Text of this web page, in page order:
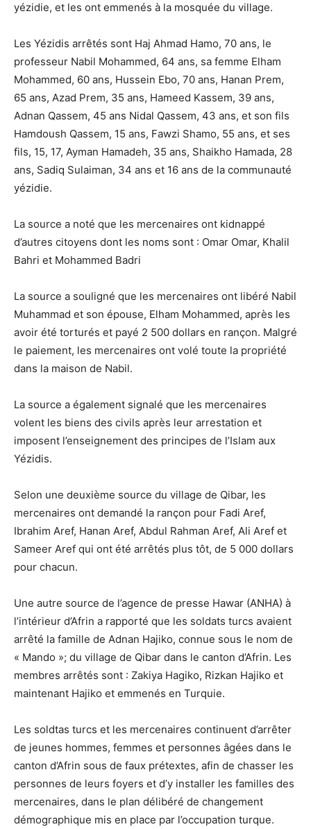
yézidie, et les ont emmenés à la mosquée du village.
Les Yézidis arrêtés sont Haj Ahmad Hamo, 70 ans, le
professeur Nabil Mohammed, 64 ans, sa femme Elham
Mohammed, 60 ans, Hussein Ebo, 70 ans, Hanan Prem,
65 ans, Azad Prem, 35 ans, Hameed Kassem, 39 ans,
Adnan Qassem, 45 ans Nidal Qassem, 43 ans, et son fils
Hamdoush Qassem, 15 ans, Fawzi Shamo, 55 ans, et ses
fils, 15, 17, Ayman Hamadeh, 35 ans, Shaikho Hamada, 28
ans, Sadiq Sulaiman, 34 ans et 16 ans de la communauté
yézidie.
La source a noté que les mercenaires ont kidnappé
d’autres citoyens dont les noms sont : Omar Omar, Khalil
Bahri et Mohammed Badri
La source a souligné que les mercenaires ont libéré Nabil
Muhammad et son épouse, Elham Mohammed, après les
avoir été torturés et payé 2 500 dollars en rançon. Malgré
le paiement, les mercenaires ont volé toute la propriété
dans la maison de Nabil.
La source a également signalé que les mercenaires
volent les biens des civils après leur arrestation et
imposent l’enseignement des principes de l’Islam aux
Yézidis.
Selon une deuxième source du village de Qibar, les
mercenaires ont demandé la rançon pour Fadi Aref,
Ibrahim Aref, Hanan Aref, Abdul Rahman Aref, Ali Aref et
Sameer Aref qui ont été arrêtés plus tôt, de 5 000 dollars
pour chacun.
Une autre source de l’agence de presse Hawar (ANHA) à
l’intérieur d’Afrin a rapporté que les soldats turcs avaient
arrêté la famille de Adnan Hajiko, connue sous le nom de
« Mando »; du village de Qibar dans le canton d’Afrin. Les
membres arrêtés sont : Zakiya Hagiko, Rizkan Hajiko et
maintenant Hajiko et emmenés en Turquie.
Les soldtas turcs et les mercenaires continuent d’arrêter
de jeunes hommes, femmes et personnes âgées dans le
canton d’Afrin sous de faux prétextes, afin de chasser les
personnes de leurs foyers et d’y installer les familles des
mercenaires, dans le plan délibéré de changement
démographique mis en place par l’occupation turque.